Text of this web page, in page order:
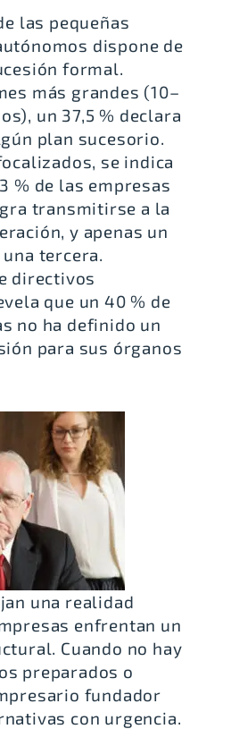
las pequeñas
dispone de
formal.
más grandes (10–
un 37,5 % declara
plan sucesorio.
se indica
% de las empresas
transmitirse a la
, y apenas un
una tercera.
directivos
que un 40 % de
no ha definido un
para sus órganos
una realidad
enfrentan un
Cuando no hay
preparados o
fundador
con urgencia.